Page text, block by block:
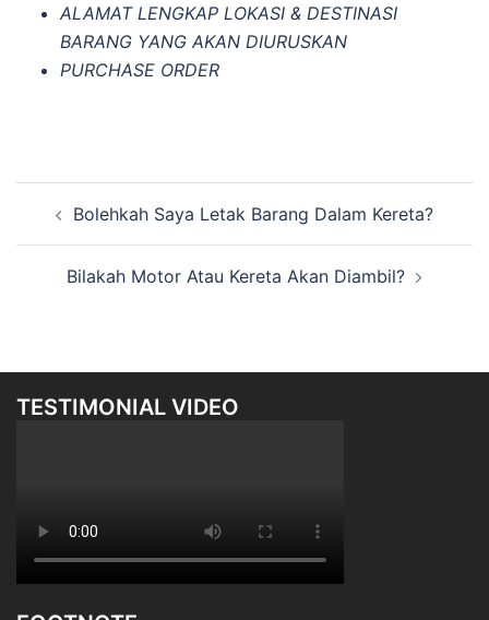
ALAMAT LENGKAP LOKASI & DESTINASI
BARANG YANG AKAN DIURUSKAN
PURCHASE ORDER
navigation
Bolehkah Saya Letak Barang Dalam Kereta?
Bilakah Motor Atau Kereta Akan Diambil?
TESTIMONIAL VIDEO